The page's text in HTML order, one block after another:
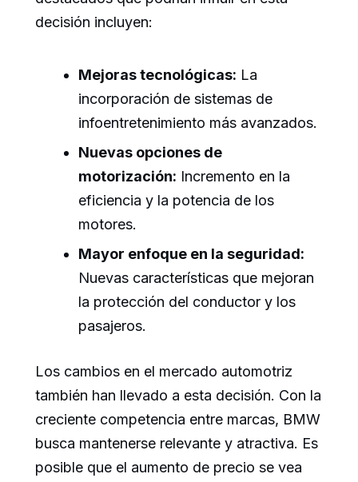
decisión incluyen:
Mejoras tecnológicas: La
incorporación de sistemas de
infoentretenimiento más avanzados.
Nuevas opciones de
motorización: Incremento en la
eficiencia y la potencia de los
motores.
Mayor enfoque en la seguridad:
Nuevas características que mejoran
la protección del conductor y los
pasajeros.
Los cambios en el mercado automotriz
también han llevado a esta decisión. Con la
creciente competencia entre marcas, BMW
busca mantenerse relevante y atractiva. Es
posible que el aumento de precio se vea